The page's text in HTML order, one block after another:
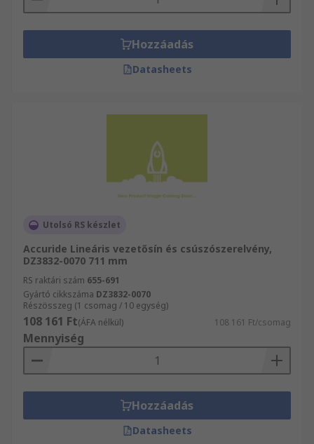
Hozzáadás
Datasheets
Utolsó RS készlet
Accuride Lineáris vezetősín és csúszószerelvény,
DZ3832-0070 711 mm
RS raktári szám 655-691
Gyártó cikkszáma DZ3832-0070
Részösszeg (1 csomag / 10 egység)
108 161 Ft(ÁFA nélkül) 108 161 Ft/csomag
Mennyiség
Hozzáadás
Datasheets